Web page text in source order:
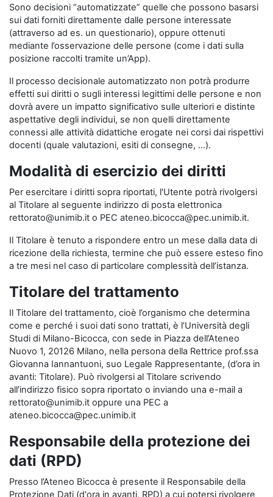
Sono decisioni “automatizzate” quelle che possono basarsi
sui dati forniti direttamente dalle persone interessate
(attraverso ad es. un questionario), oppure ottenuti
mediante l’osservazione delle persone (come i dati sulla
posizione raccolti tramite un’App).
Il processo decisionale automatizzato non potrà produrre
effetti sui diritti o sugli interessi legittimi delle persone e non
dovrà avere un impatto significativo sulle ulteriori e distinte
aspettative degli individui, se non quelli direttamente
connessi alle attività didattiche erogate nei corsi dai rispettivi
docenti (quale valutazioni, esiti di consegne, …).
Modalità di esercizio dei diritti
Per esercitare i diritti sopra riportati, l'Utente potrà rivolgersi
al Titolare al seguente indirizzo di posta elettronica
rettorato@unimib.it o PEC ateneo.bicocca@pec.unimib.it.
Il Titolare è tenuto a rispondere entro un mese dalla data di
ricezione della richiesta, termine che può essere esteso fino
a tre mesi nel caso di particolare complessità dell’istanza.
Titolare del trattamento
Il Titolare del trattamento, cioè l’organismo che determina
come e perché i suoi dati sono trattati, è l’Università degli
Studi di Milano-Bicocca, con sede in Piazza dell’Ateneo
Nuovo 1, 20126 Milano, nella persona della Rettrice prof.ssa
Giovanna Iannantuoni, suo Legale Rappresentante, (d’ora in
avanti: Titolare). Può rivolgersi al Titolare scrivendo
all’indirizzo fisico sopra riportato o inviando una e-mail a
rettorato@unimib.it oppure una PEC a
ateneo.bicocca@pec.unimib.it
Responsabile della protezione dei
dati (RPD)
Presso l’Ateneo Bicocca è presente il Responsabile della
Protezione Dati (d'ora in avanti, RPD) a cui potersi rivolgere